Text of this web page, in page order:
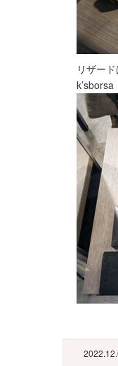
リザー
k’sborsa